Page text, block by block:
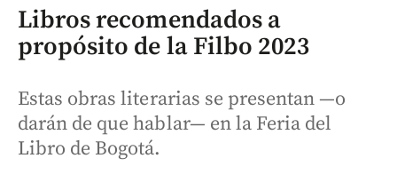
Libros recomendados a
propósito de la Filbo 2023
Estas obras literarias se presentan —o
darán de que hablar— en la Feria del
Libro de Bogotá.